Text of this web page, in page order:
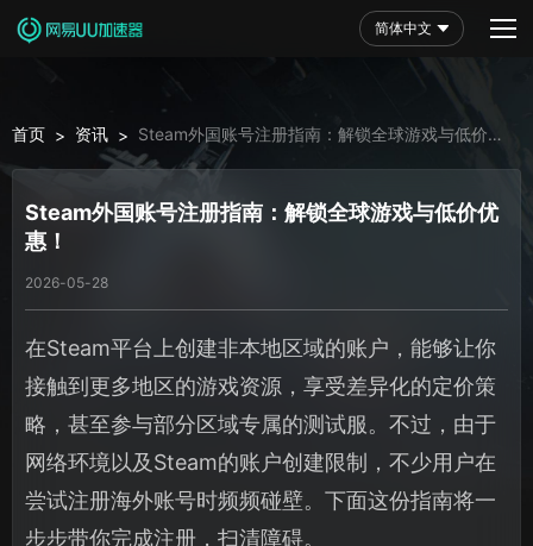
简体中文
首页 > 资讯 > Steam外国账号注册指南：解锁全球游戏与低价优
惠！
Steam外国账号注册指南：解锁全球游戏与低价优
惠！
2026-05-28
在Steam平台上创建非本地区域的账户，能够让你
接触到更多地区的游戏资源，享受差异化的定价策
略，甚至参与部分区域专属的测试服。不过，由于
网络环境以及Steam的账户创建限制，不少用户在
尝试注册海外账号时频频碰壁。下面这份指南将一
步步带你完成注册，扫清障碍。